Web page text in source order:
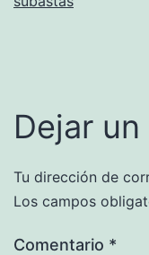
Dejar
Tu dirección de
Los campos
Comentario *